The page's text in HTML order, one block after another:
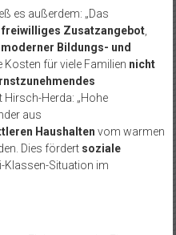
es außerdem: „Das
freiwilliges Zusatzangebot,
Bildungs- und
Kosten für viele Familien nicht
Hirsch-Herda: „Hohe
aus
Haushalten vom warmen
Dies fördert soziale
Situation im